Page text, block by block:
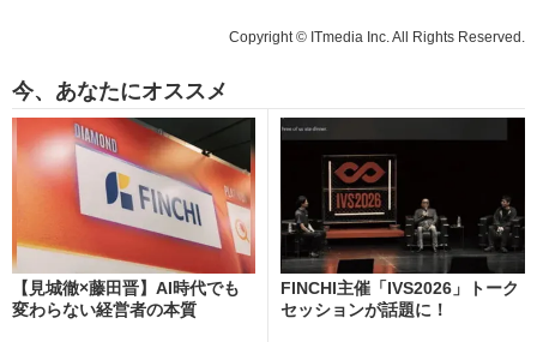
Copyright © ITmedia Inc. All Rights Reserved.
今、あなたにオススメ
【見城徹×藤田晋】AI時代でも
変わらない経営者の本質
FINCHI主催「IVS2026」トーク
セッションが話題に！